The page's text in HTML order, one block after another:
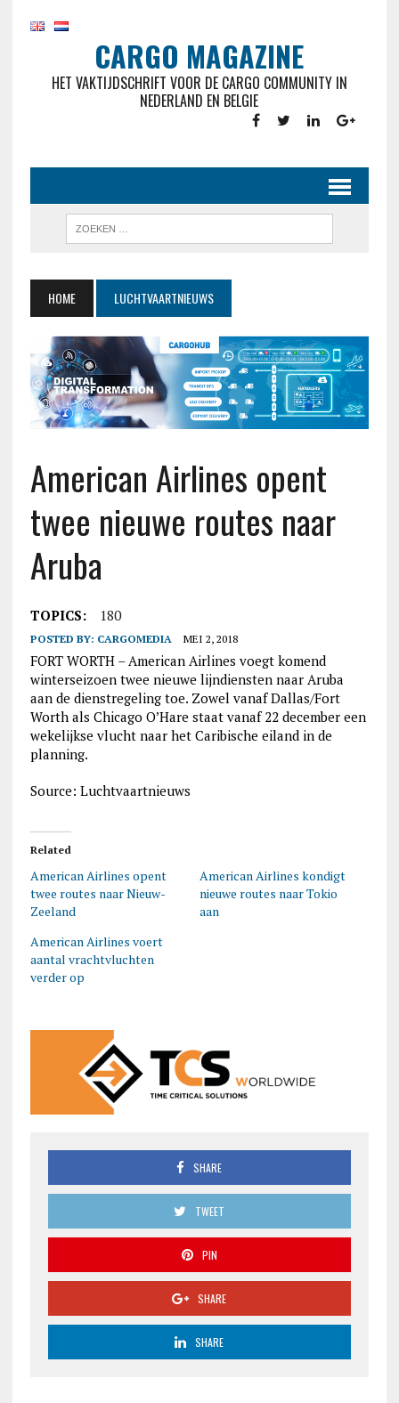
CARGO MAGAZINE
HET VAKTIJDSCHRIFT VOOR DE CARGO COMMUNITY IN
NEDERLAND EN BELGIE
HOME LUCHTVAARTNIEUWS
American Airlines opent
twee nieuwe routes naar
Aruba
TOPICS: 180
POSTED BY: CARGOMEDIA MEI 2, 2018
FORT WORTH – American Airlines voegt komend
winterseizoen twee nieuwe lijndiensten naar Aruba
aan de dienstregeling toe. Zowel vanaf Dallas/Fort
Worth als Chicago O’Hare staat vanaf 22 december een
wekelijkse vlucht naar het Caribische eiland in de
planning.
Source: Luchtvaartnieuws
Related
American Airlines opent
twee routes naar Nieuw-
Zeeland
American Airlines kondigt
nieuwe routes naar Tokio
aan
American Airlines voert
aantal vrachtvluchten
verder op
SHARE
TWEET
PIN
SHARE
SHARE